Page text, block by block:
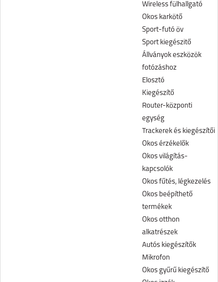
Wireless fülhallgató
Okos karkötő
Sport-futó öv
Sport kiegészitő
Állványok eszközök
fotózáshoz
Elosztó
Kiegészítő
Router-központi
egység
Trackerek és kiegészítői
Okos érzékelők
Okos világítás-
kapcsolók
Okos fűtés, légkezelés
Okos beépíthető
termékek
Okos otthon
alkatrészek
Autós kiegészítők
Mikrofon
Okos gyűrű kiegészítő